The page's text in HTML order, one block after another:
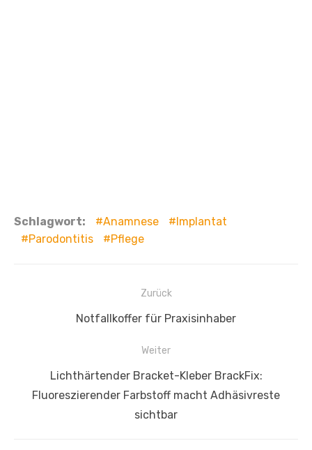
Schlagwort: Anamnese
Implantat
Parodontitis
Pflege
Beitragsnavigation
Zurück
Vorheriger
Notfallkoffer für Praxisinhaber
Weiter
NächsterLichthärtender Bracket-Kleber BrackFix:
Fluoreszierender Farbstoff macht Adhäsivreste
sichtbar